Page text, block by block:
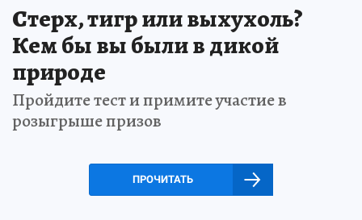
Стерх, тигр или выхухоль?
Кем бы вы были в дикой
природе
Пройдите тест и примите участие в
розыгрыше призов
ПРОЧИТАТЬ